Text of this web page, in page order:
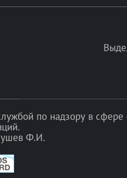
по надзору в сфере
Ф.И.